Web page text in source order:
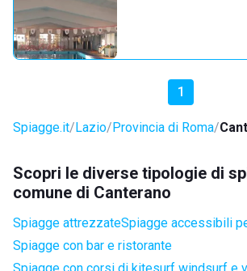
1
Spiagge.it Lazio Provincia di Roma
Scopri le diverse tipologie di
comune di Canterano
Spiagge attrezzateSpiagge accessibili
Spiagge con bar e ristorante